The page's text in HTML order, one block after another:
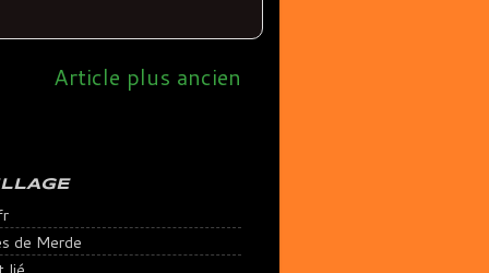
Article plus ancien
de Merde